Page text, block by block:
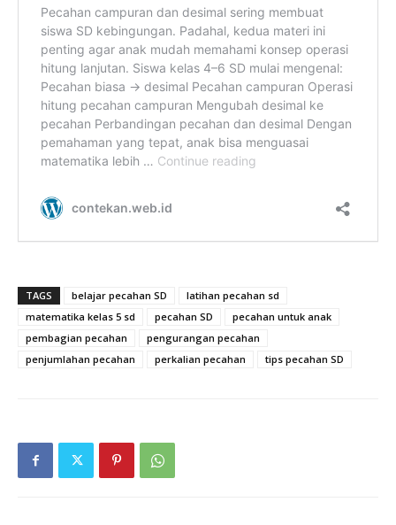
TAGS belajar pecahan SD
latihan pecahan sd
matematika kelas 5 sd
pecahan SD
pecahan untuk anak
pembagian pecahan
pengurangan pecahan
penjumlahan pecahan
perkalian pecahan tips pecahan SD